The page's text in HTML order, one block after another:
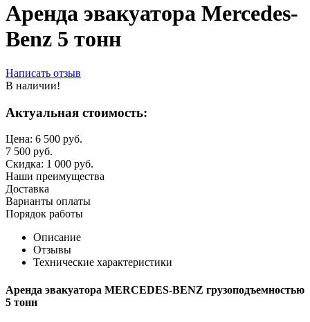
Аренда эвакуатора Mercedes-
Benz 5 тонн
Написать отзыв
В наличии!
Актуальная стоимость:
Цена: 6 500 руб.
7 500 руб.
Скидка: 1 000 руб.
Наши преимущества
Доставка
Варианты оплаты
Порядок работы
Описание
Отзывы
Технические характеристики
Аренда эвакуатора MERCEDES-BENZ грузоподъемностью
5 тонн